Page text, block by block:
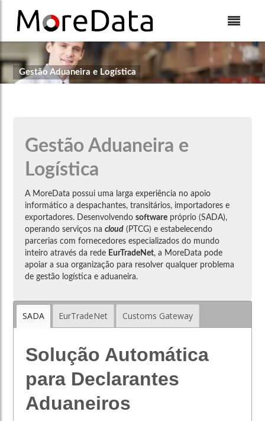
Gestão Aduaneira e Logística
Gestão Aduaneira e
Logística
A MoreData possui uma larga experiência no apoio
informático a despachantes, transitários, importadores e
exportadores. Desenvolvendosoftware próprio (SADA),
operando serviços nacloud (PTCG) e estabelecendo
parcerias com fornecedores especializados do mundo
inteiro através da rede EurTradeNet, a MoreData pode
apoiar a sua organização para resolver qualquer problema
de gestão logística e aduaneira.
SADA EurTradeNet Customs Gateway
Solução Automática
para Declarantes
Aduaneiros